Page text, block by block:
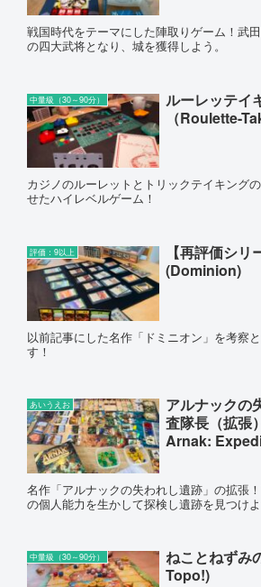
戦国時代をテーマにした陣取りゲーム！武
の四大武将となり、城を獲得しよう。
中量級（30～90分）
ルーレッテイ
（Roulette-
カジノのルーレットとトリックテイキング
せたハイレベルゲーム！
評価：9以上
【再評価シ
(Dominion)
以前記事にした名作「ドミニオン」を考察
す！
あいうえお
アルナックの
査隊長（拡張
Arnak:
名作「アルナックの失われし遺跡」の拡張
の個人能力を生かして探検し遺跡を見つけよ
中量級（30～90分）
ねことねずみ
Topo!)